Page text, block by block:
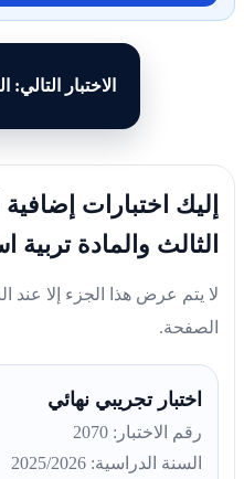
الاختبار
الثالث والمادة تربية
لا يتم عرض هذا الجزء إلا عند
الصفحة.
اختبار تجريبي نهائي
رقم الاختبار: 2070
السنة الدراسية: 2025/2026